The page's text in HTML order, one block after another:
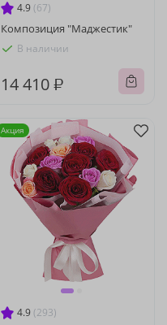
4.9 (67)
Композиция "Маджестик"
В наличии
14 410 ₽
4.9 (293)
Акция